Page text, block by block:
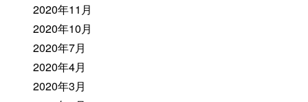
2020年11月
2020年10月
2020年7月
2020年4月
2020年3月